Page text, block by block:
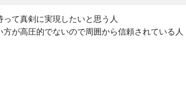
て真剣に実現したいと思う人
が高圧的でないので周囲から信頼されている人